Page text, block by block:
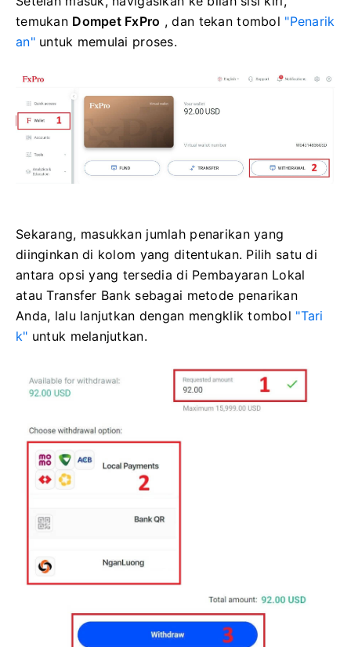
temukan Dompet FxPro , dan tekan tombol "Penarik
an"untuk memulai proses.
Sekarang, masukkan jumlah penarikan yang
diinginkan di kolom yang ditentukan. Pilih satu di
antara opsi yang tersedia di Pembayaran Lokal
atau Transfer Bank sebagai metode penarikan
Anda, lalu lanjutkan dengan mengklik tombol "Tari
k" untuk melanjutkan.